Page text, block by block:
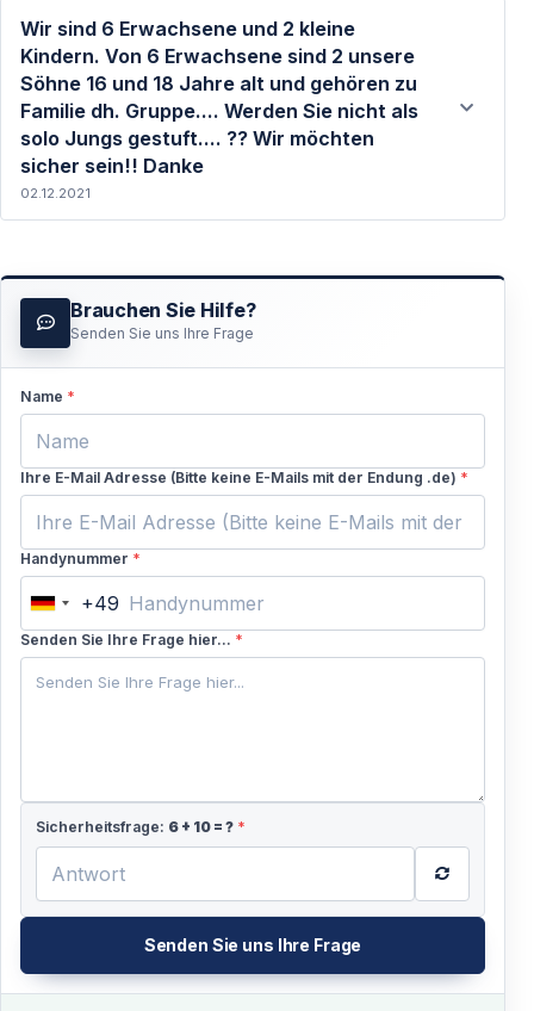
Weiterlesen
Wir sind 6 Erwachsene und 2 kleine
Kindern. Von 6 Erwachsene sind 2 unsere
Söhne 16 und 18 Jahre alt und gehören zu
Familie dh. Gruppe.... Werden Sie nicht als
solo Jungs gestuft.... ?? Wir möchten
sicher sein!! Danke
02.12.2021
Weiterlesen
Brauchen Sie Hilfe?
Senden Sie uns Ihre Frage
Name *
Ihre E-Mail Adresse (Bitte keine E-Mails mit der Endung .de) *
Handynummer *
Germany
+49
+49
Senden Sie Ihre Frage hier... *
Sicherheitsfrage: 6 + 10 = ? *
Senden Sie uns Ihre Frage